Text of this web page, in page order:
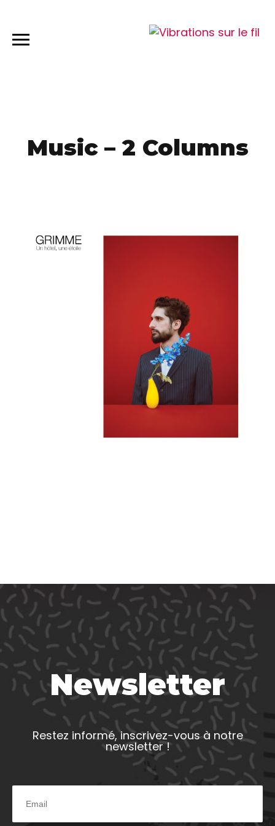
Music – 2 Columns
2021-06-11
Newsletter
Restez informé, inscrivez-vous à notre
newsletter !